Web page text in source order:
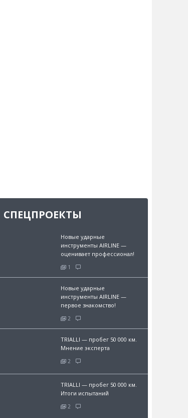
СПЕЦПРОЕКТЫ
Новые ударные
инструменты AIRLINE —
оценивает профессионал!
1
Новые ударные
инструменты AIRLINE —
первое знакомство!
2
TRIALLI — пробег 50 000 км.
Мнение эксперта
2
TRIALLI — пробег 50 000 км.
Итоги испытаний
2